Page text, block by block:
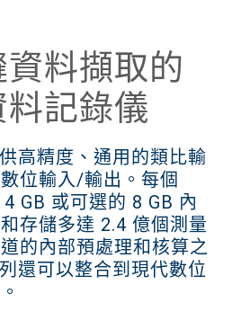
料擷取的
記錄儀
高精度、通用的類比輸
位輸入/輸出。每個
GB 或可選的 8 GB 內
存儲多達 2.4 億個測量
的內部預處理和核算之
還可以整合到現代數位